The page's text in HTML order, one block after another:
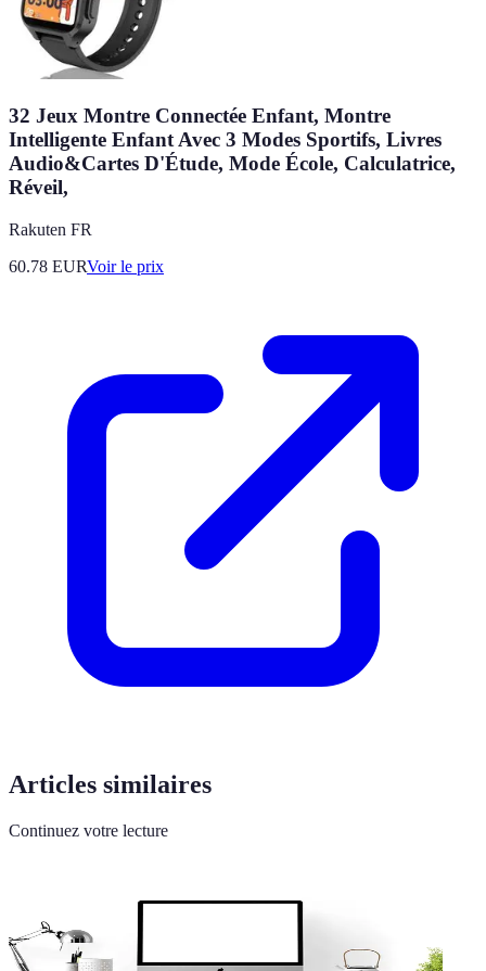
32 Jeux Montre Connectée Enfant, Montre
Intelligente Enfant Avec 3 Modes Sportifs, Livres
Audio&Cartes D'Étude, Mode École, Calculatrice,
Réveil,
Rakuten FR
60.78 EURVoir le prix
Articles similaires
Continuez votre lecture